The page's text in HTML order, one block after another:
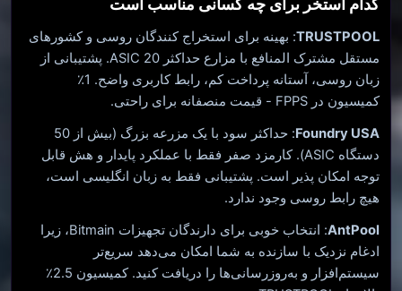
TRUSTPOOL : بهینه برای استخراج کنندگان روسی و کشورهای
مستقل مشترک المنافع با مزارع حداکثر 20 ASIC. پشتیبانی از
زبان روسی، آستانه پرداخت کم، رابط کاربری واضح. 1٪
کمیسیون در FPPS - قیمت منصفانه برای راحتی.
Foundry USA
: حداکثر سود با یک مزرعه بزرگ (بیش از 50
دستگاه ASIC). کارمزد صفر فقط با عملکرد پایدار و هش قابل
توجه امکان پذیر است. پشتیبانی فقط به زبان انگلیسی است،
هیچ رابط روسی وجود ندارد.
AntPool
: انتخاب خوبی برای دارندگان تجهیزات Bitmain، زیرا
ادغام نزدیک با سازنده به شما امکان می‌دهد سریع‌تر
سیستم‌افزار و به‌روزرسانی‌ها را دریافت کنید. کمیسیون 2.5٪